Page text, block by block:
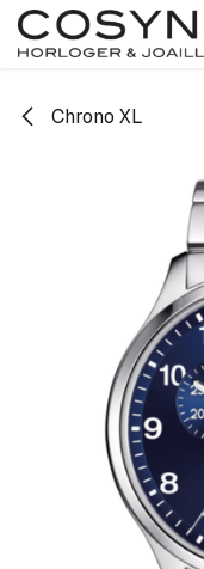
SE RENDRE AU CONTENU
Chrono XL